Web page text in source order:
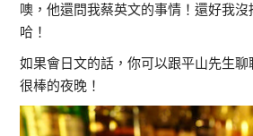
噢，他還問我蔡英文的事情！還好我沒
哈！
如果會日文的話，你可以跟平山先生聊
很棒的夜晚！